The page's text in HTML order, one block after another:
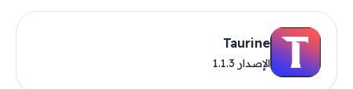
Taurine
الإصدار 1.1.3